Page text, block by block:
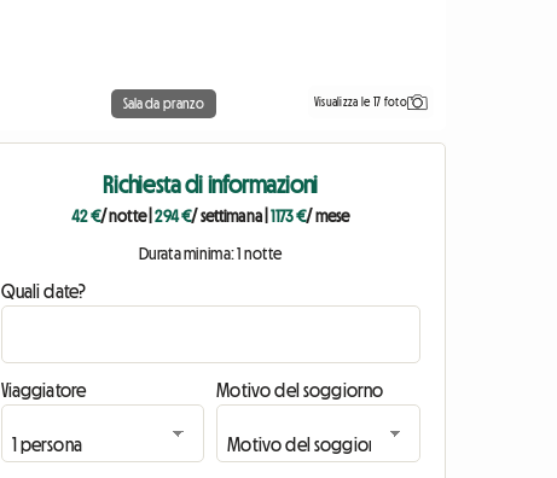
Sala da pranzo Visualizza le 17 foto
Richiesta di informazioni
42 €/ notte|294 €/ settimana|1173 €/ mese
Durata minima: 1 notte
Quali date?
Viaggiatore Motivo del soggiorno